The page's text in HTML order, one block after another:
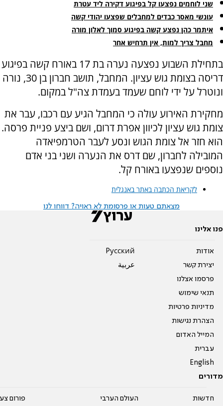
שני לוחמים נפצעו קל בפיגוע דקירה ליד עטרת
עונשי מאסר כבדים למחבלים שפצעו יהודי קשה
איתמר כהן נפצע קשה בפיגוע סמוך לאלון מורה
מחבל צריך למות, אין תרחיש אחר
בתחילת השבוע נפצעה נערה בת 17 באורח קשה בפיגוע
דריסה בצומת גוש עציון. המחבל, תושב חברון בן 30, נורה
ונוטרל על ידי לוחם שעמד בעמדת צה"ל במקום.
מחקירת האירוע עולה כי המחבל הגיע עם רכבו, עבר את
צומת גוש עציון לכיוון אפרת דרום, ושם ביצע פניית פרסה.
הוא חזר אל צומת הגוש ונסע לעבר הטרמפיאדה
המובילה לחברון, שם דרס את הנערה ושני בני אדם
נוספים שנפצעו באורח קל.
לקריאת הכתבה באתר באנגלית
מצאתם טעות או פרסומת לא ראויה? דווחו לנו
פנו אלינו
אודות
יצירת קשר
פרסמו אצלנו
תנאי שימוש
מדיניות פרטיות
הצהרת נגישות
המייל האדום
עברית
English
Pусский
عربية
מדורים
חדשות העולם הערבי פורום